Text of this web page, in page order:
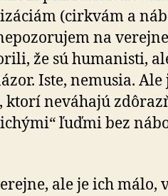
(cirkvám a
na
že sú humanisti,
Iste, nemusia.
neváhajú
ľuďmi bez
ale je ich málo,